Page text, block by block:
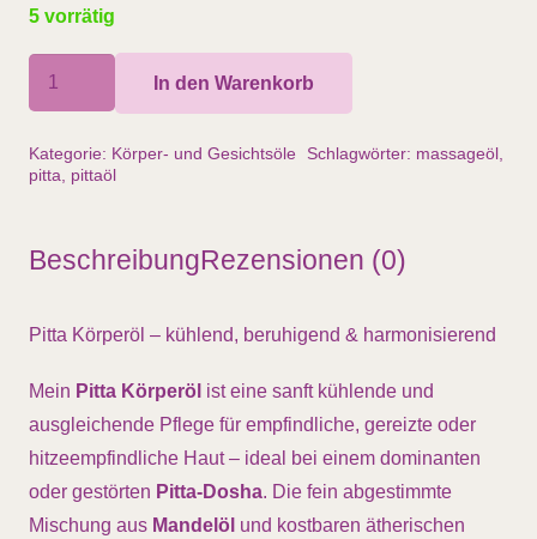
5 vorrätig
Pitta-
Körperöl,
100ml
In den Warenkorb
Kategorie: Körper- und Gesichtsöle Schlagwörter: massageöl,
pitta
pittaöl
BeschreibungRezensionen (0)
Pitta Körperöl – kühlend, beruhigend & harmonisierend
Mein Pitta Körperöl ist eine sanft kühlende und
ausgleichende Pflege für empfindliche, gereizte oder
hitzeempfindliche Haut – ideal bei einem dominanten
oder gestörten Pitta-Dosha. Die fein abgestimmte
Mischung aus Mandelöl und kostbaren ätherischen